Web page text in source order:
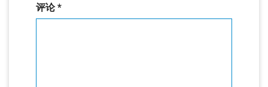
评论*